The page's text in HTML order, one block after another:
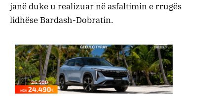
janë duke u realizuar në asfaltimin e rrugës
lidhëse Bardash-Dobratin.